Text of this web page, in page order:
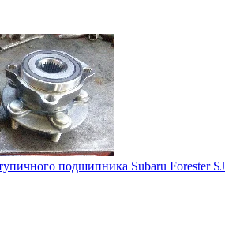
подшипника Subaru Forester SJ